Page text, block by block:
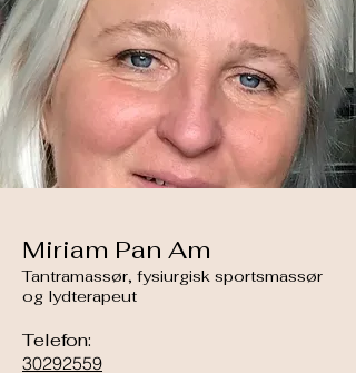
Miriam Pan Am
Tantramassør, fysiurgisk sportsmassør
og lydterapeut
Telefon:
30292559